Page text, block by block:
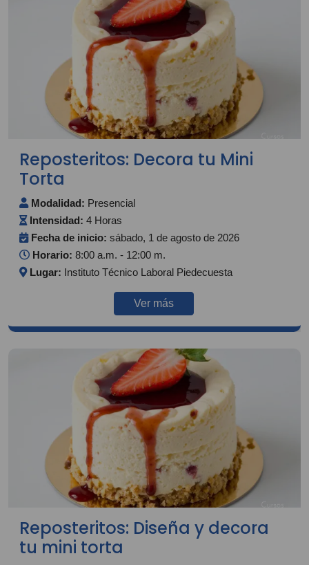
Reposteritos: Decora tu Mini
Torta
Modalidad: Presencial
Intensidad: 4 Horas
Fecha de inicio: sábado, 1 de agosto de 2026
Horario: 8:00 a.m. - 12:00 m.
Lugar: Instituto Técnico Laboral Piedecuesta
Ver más
Reposteritos: Diseña y decora
tu mini torta